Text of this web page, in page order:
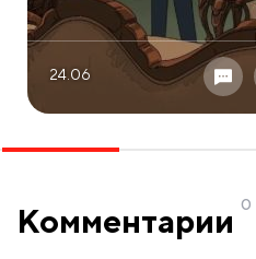
24.06
Комментарии 0